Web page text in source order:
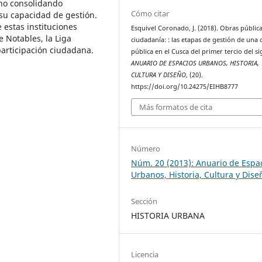
consolidando
capacidad de gestión.
estas instituciones
Notables, la Liga
ciudadana.
Cómo citar
Esquivel Coronado, J. (2018). Obras
ciudadanía: : las etapas de gestión de una
pública en el Cusca del primer tercio del
ANUARIO DE ESPACIOS URBANOS, HISTORIA,
CULTURA Y DISEÑO, (20).
https://doi.org/10.24275/EIHB8777
Más formatos de cita
Número
Núm. 20 (2013): Anuario de
Urbanos, Historia, Cultura y
Sección
HISTORIA URBANA
Licencia